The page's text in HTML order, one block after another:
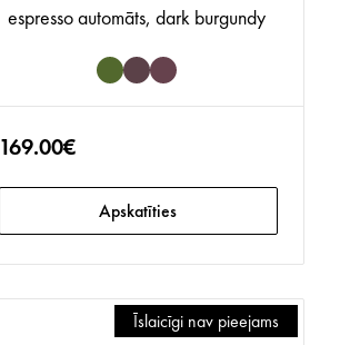
espresso automāts, dark burgundy
169.00€
Apskatīties
Īslaicīgi nav pieejams